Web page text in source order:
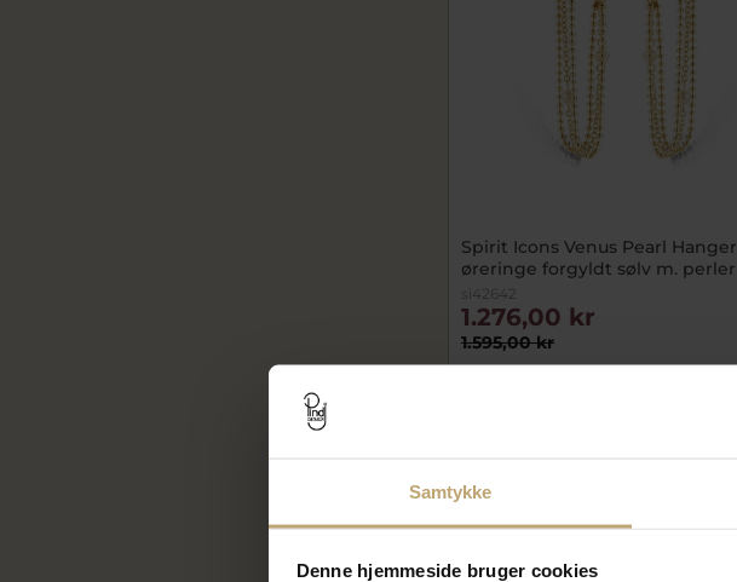
Samtykke
Denne hjemmeside bruger cookies
Spirit Icons Venus Pearl Hanger
øreringe forgyldt sølv m. perler
si42642
1.595,00 kr
1.276,00 kr